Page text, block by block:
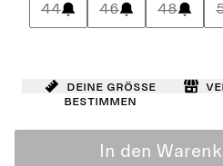
44 46 48
Deine Größe
bestimmen
In den